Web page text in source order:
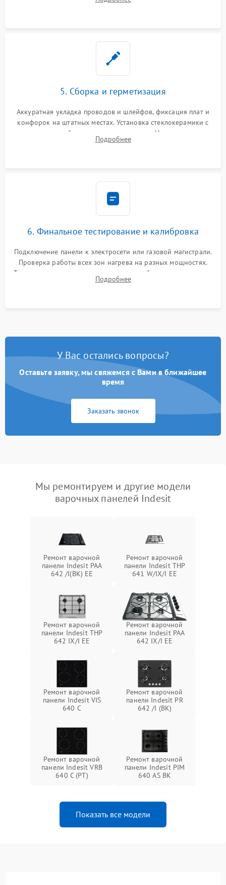
дорожек. Очистка контактов и замена поврежденной
5. Сборка и герметизация
Аккуратная укладка проводов и шлейфов, фиксация плат и
конфорок на штатных местах. Установка стеклокерамики с
проверкой равномерности зазоров. Нанесение
термостойкого герметика или укладка уплотнительной
Подробнее
6. Финальное тестирование и калибровка
Подключение панели к электросети или газовой магистрали.
Проверка работы всех зон нагрева на разных мощностях.
Тестирование сенсорного управления, таймера, индикаторов
остаточного тепла и систем защиты от перегрева.
Подробнее
У Вас остались вопросы?
Оставьте заявку, мы свяжемся с Вами в ближайшее
время
Заказать звонок
Мы ремонтируем и другие модели
варочных панелей Indesit
Ремонт варочной
панели Indesit PAA
642 /I(BK) EE
Ремонт варочной
панели Indesit THP
641 W/IX/I EE
Ремонт варочной
панели Indesit THP
642 IX/I EE
Ремонт варочной
панели Indesit PAA
642 IX/I EE
Ремонт варочной
панели Indesit VIS
640 C
Ремонт варочной
панели Indesit PR
642 /I (BK)
Ремонт варочной
панели Indesit VRB
640 C (PT)
Ремонт варочной
панели Indesit PIM
640 AS BK
Показать все модели